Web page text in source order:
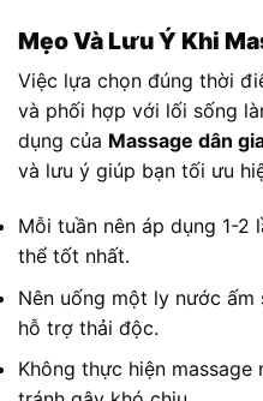
Mẹo Và Lưu Ý Khi
Việc lựa chọn đúng thời
và phối hợp với lối sống
dụng của Massage dân
và lưu ý giúp bạn tối ưu
Mỗi tuần nên áp dụng 1-
thể tốt nhất.
Nên uống một ly nước ấm
hỗ trợ thải độc.
Không thực hiện massage